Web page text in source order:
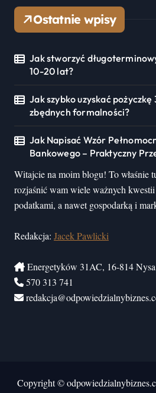
Ostatnie wpisy
Jak stworzyć
10-20 lat?
Jak szybko uzyskać pożyczkę
zbędnych formalności?
Jak Napisać Wzór
Bankowego – Praktyczny
Witajcie na moim blogu! To właśnie
rozjaśnić wam wiele ważnych
podatkami, a nawet gospodarką i
Redakcja: Jacek Pawlicki
Energetyków 31AC, 16-814 Nysa
570 313 741
Copyright ©